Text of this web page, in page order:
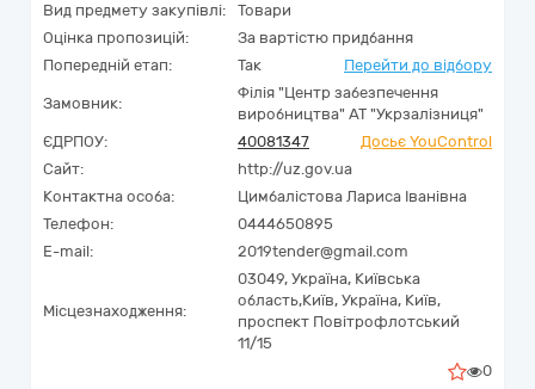
Вид предмету закупівлі:
Товари
Оцінка пропозицій:
За вартістю придбання
Попередній етап:
Так Перейти до відбору
Замовник:
Філія "Центр забезпечення
виробництва" АТ "Укрзалізниця"
ЄДРПОУ:
40081347
Досьє YouControl
Сайт:
http://uz.gov.ua
Контактна особа:
Цимбалістова Лариса Іванівна
Телефон:
0444650895
E-mail:
2019tender@gmail.com
Місцезнаходження:
03049, Україна, Київська
область,Київ, Україна, Київ,
проспект Повітрофлотський
11/15
0